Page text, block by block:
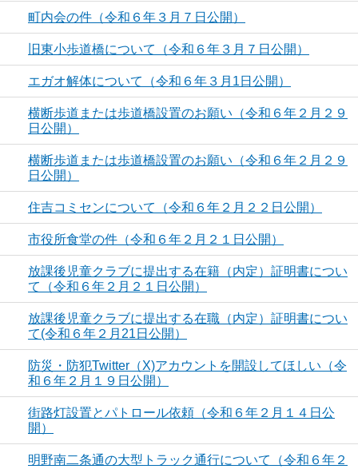
町内会の件（令和６年３月７日公開）
旧東小歩道橋について（令和６年３月７日公開）
エガオ解体について（令和６年３月1日公開）
横断歩道または歩道橋設置のお願い（令和６年２月２９
日公開）
横断歩道または歩道橋設置のお願い（令和６年２月２９
日公開）
住吉コミセンについて（令和６年２月２２日公開）
市役所食堂の件（令和６年２月２１日公開）
放課後児童クラブに提出する在籍（内定）証明書につい
て（令和６年２月２１日公開）
放課後児童クラブに提出する在職（内定）証明書につい
て(令和６年２月21日公開）
防災・防犯Twitter（X)アカウントを開設してほしい（令
和６年２月１９日公開）
街路灯設置とパトロール依頼（令和６年２月１４日公
開）
明野南二条通の大型トラック通行について（令和６年２